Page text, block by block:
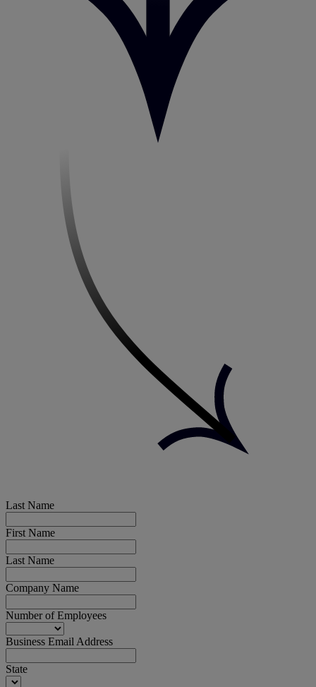
Last Name
First Name
Last Name
Company Name
Number of Employees
Business Email Address
State